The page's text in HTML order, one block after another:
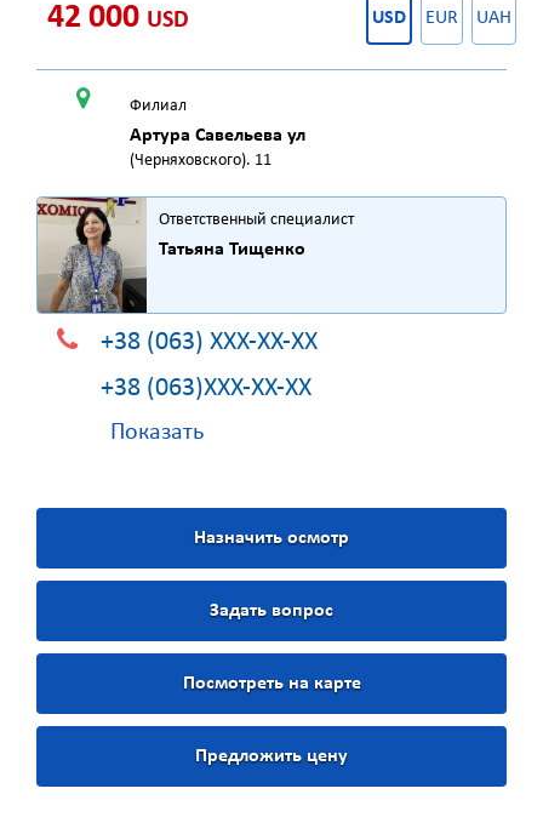
42 000 USD USD EUR UAH
Филиал
Артура Савельева ул
(Черняховского). 11
Ответственный специалист
Татьяна Тищенко
+38 (063) XXX-XX-XX
+38 (063)XXX-XX-XX
Показать
Назначить осмотр
Задать вопрос
Посмотреть на карте
Предложить цену